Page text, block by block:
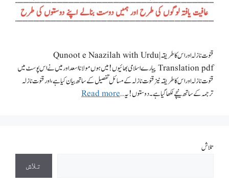
قنوت نازلہ اور اس کا طریقہ | Qunoot e Naazilah with Urdu
Translation pdf پیارے اسلامی بھائیوں! میں ہوں مولانا اسعد اور میں نے اس پوسٹ میں
قنوت نازلہ اور اس کا طریقہ نیز قنوت نازلہ کے مسائل تفصیل کے ساتھ بیان کیا ہے، اور قنوت نازلہ
ترجمہ کے ساتھ نیچے لکھا گیاہے۔ دوستوں! یہ …Read more
تلاش
تلاش